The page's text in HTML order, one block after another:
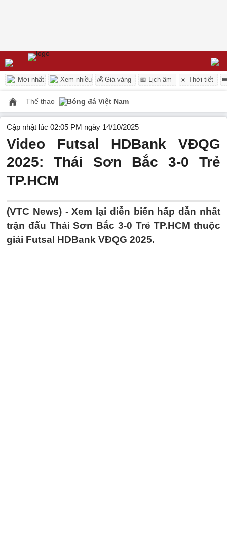
Mới nhất Xem nhiều 💰 Giá vàng 📅 Lịch âm ☀️ Thời tiết
Thể thao Bóng đá Việt Nam
Cập nhật lúc 02:05 PM ngày 14/10/2025
Video Futsal HDBank VĐQG
2025: Thái Sơn Bắc 3-0 Trẻ
TP.HCM
(VTC News) -Xem lại diễn biến hấp dẫn nhất
trận đấu Thái Sơn Bắc 3-0 Trẻ TP.HCM thuộc
giải Futsal HDBank VĐQG 2025.